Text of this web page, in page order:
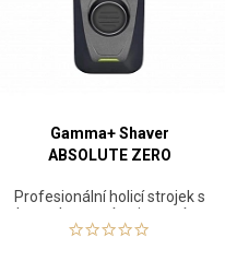
Gamma+ Shaver
ABSOLUTE ZERO
Profesionální holicí strojek s
hypoalergenním titanovým
plíškem